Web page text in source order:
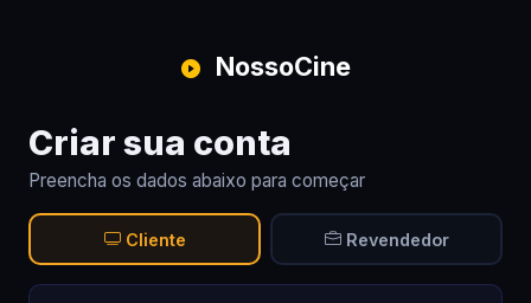
NossoCine
Criar sua conta
Preencha os dados abaixo para começar
Cliente Revendedor